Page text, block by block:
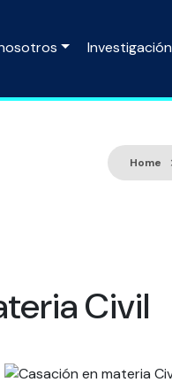
Investigación
Home
Civil